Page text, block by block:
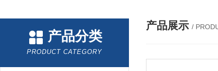
产品分类
PRODUCT CATEGORY
产品展示 /